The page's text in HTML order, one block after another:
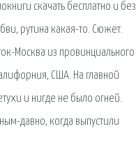
скачать бесплатно и без
рутина какая-то. Сюжет.
Москва из провинциального
США. На главной
и нигде не было огней.
давно, когда выпустили